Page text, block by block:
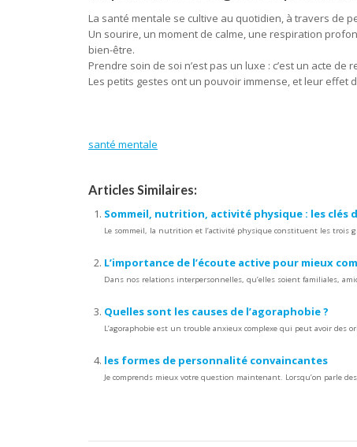
La santé mentale se cultive au quotidien, à travers de
Un sourire, un moment de calme, une respiration
bien-être.
Prendre soin de soi n’est pas un luxe : c’est un acte de
Les petits gestes ont un pouvoir immense, et leur effet
santé mentale
Articles Similaires:
Sommeil, nutrition, activité physique : les clés
Le sommeil, la nutrition et l’activité physique constituent les trois
L’importance de l’écoute active pour mieux
Dans nos relations interpersonnelles, qu’elles soient familiales,
Quelles sont les causes de l’agoraphobie ?
L’agoraphobie est un trouble anxieux complexe qui peut avoir des
les formes de personnalité convaincantes
Je comprends mieux votre question maintenant. Lorsqu’on parle